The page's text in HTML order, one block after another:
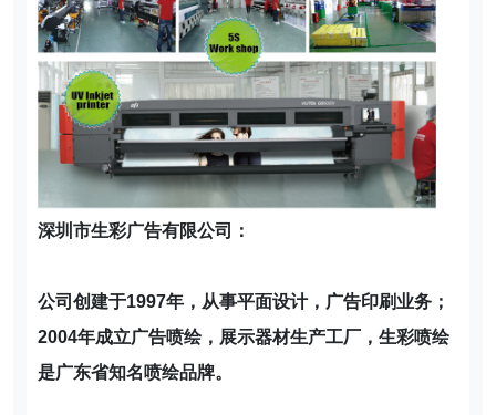
深圳市生彩广告有限公司：
公司创建于1997年，从事平面设计，广告印刷业务；
2004年成立广告喷绘，展示器材生产工厂，生彩喷绘
是广东省知名喷绘品牌。